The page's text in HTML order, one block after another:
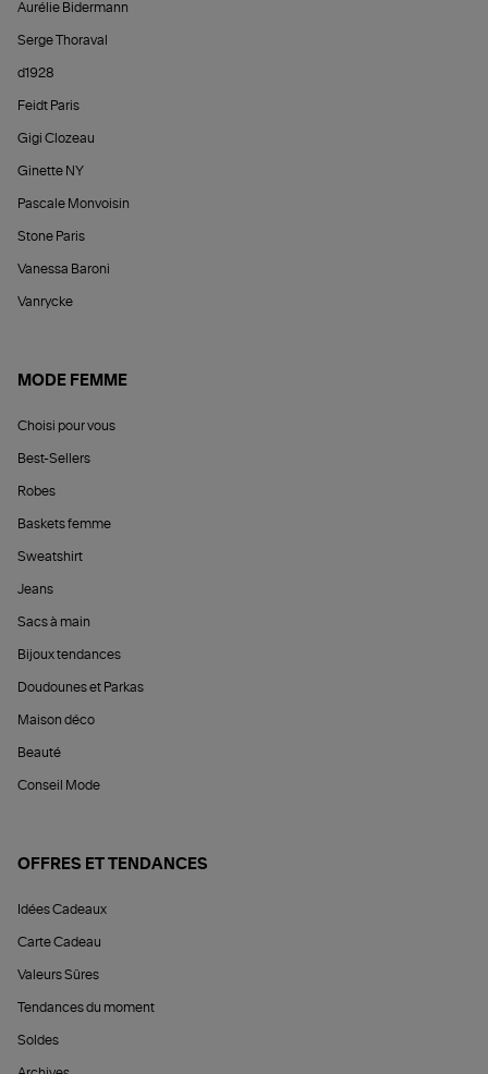
Aurélie Bidermann
Serge Thoraval
d1928
Feidt Paris
Gigi Clozeau
Ginette NY
Pascale Monvoisin
Stone Paris
Vanessa Baroni
Vanrycke
MODE FEMME
Choisi pour vous
Best-Sellers
Robes
Baskets femme
Sweatshirt
Jeans
Sacs à main
Bijoux tendances
Doudounes et Parkas
Maison déco
Beauté
Conseil Mode
OFFRES ET TENDANCES
Idées Cadeaux
Carte Cadeau
Valeurs Sûres
Tendances du moment
Soldes